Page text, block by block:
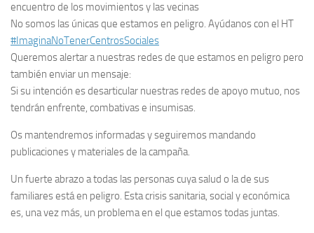
encuentro de los movimientos y las vecinas
No somos las únicas que estamos en peligro. Ayúdanos con el HT
#ImaginaNoTenerCentrosSociales
Queremos alertar a nuestras redes de que estamos en peligro pero
también enviar un mensaje:
Si su intención es desarticular nuestras redes de apoyo mutuo, nos
tendrán enfrente, combativas e insumisas.
Os mantendremos informadas y seguiremos mandando
publicaciones y materiales de la campaña.
Un fuerte abrazo a todas las personas cuya salud o la de sus
familiares está en peligro. Esta crisis sanitaria, social y económica
es, una vez más, un problema en el que estamos todas juntas.